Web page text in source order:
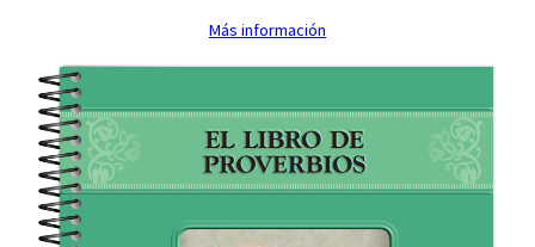
Más información